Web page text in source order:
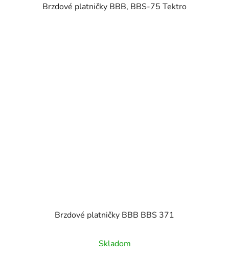
Brzdové platničky BBB, BBS-75 Tektro
Brzdové platničky BBB BBS 371
Skladom